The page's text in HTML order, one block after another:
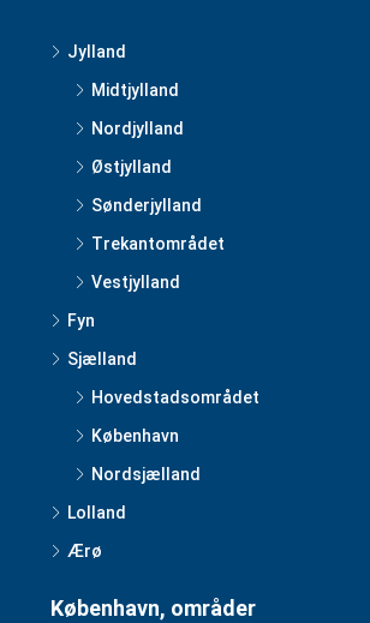
Jylland
Midtjylland
Nordjylland
Østjylland
Sønderjylland
Trekantområdet
Vestjylland
Fyn
Sjælland
Hovedstadsområdet
København
Nordsjælland
Lolland
Ærø
København, områder